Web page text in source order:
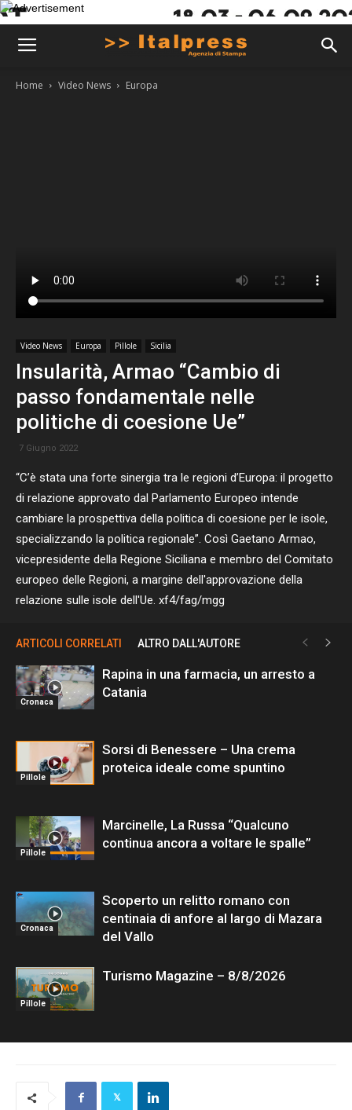
Home Video News Europa
Video News Europa Pillole Sicilia
Insularità, Armao “Cambio di
passo fondamentale nelle
politiche di coesione Ue”
7 Giugno 2022
“C’è stata una forte sinergia tra le regioni d’Europa: il progetto
di relazione approvato dal Parlamento Europeo intende
cambiare la prospettiva della politica di coesione per le isole,
specializzando la politica regionale”. Così Gaetano Armao,
vicepresidente della Regione Siciliana e membro del Comitato
europeo delle Regioni, a margine dell'approvazione della
relazione sulle isole dell'Ue. xf4/fag/mgg
ARTICOLI CORRELATI ALTRO DALL'AUTORE
Cronaca
Rapina in una farmacia, un arresto a
Catania
Pillole
Sorsi di Benessere – Una crema
proteica ideale come spuntino
Pillole
Marcinelle, La Russa “Qualcuno
continua ancora a voltare le spalle”
Cronaca
Scoperto un relitto romano con
centinaia di anfore al largo di Mazara
del Vallo
Pillole
Turismo Magazine – 8/8/2026